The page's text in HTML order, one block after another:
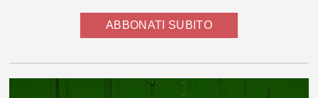
ABBONATI SUBITO